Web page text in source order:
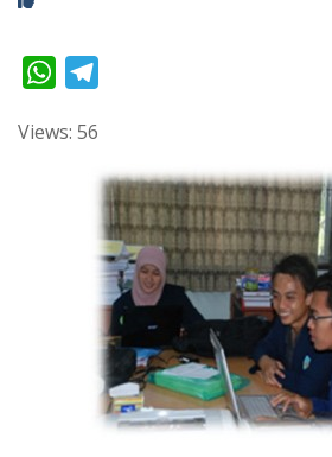
W
a
e
g
r
a
m
Views: 56